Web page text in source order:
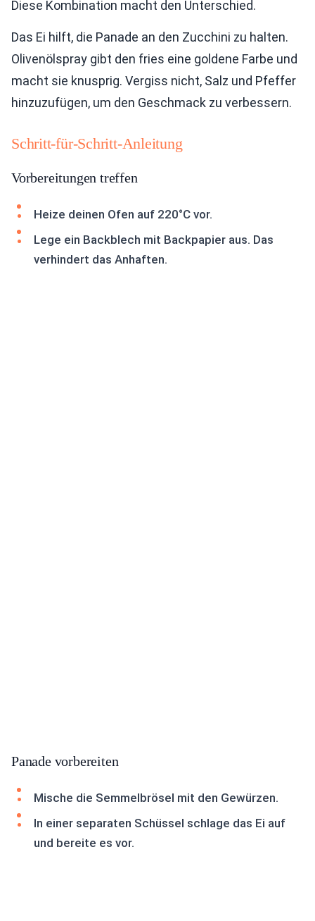
Diese Kombination macht den Unterschied.
Das Ei hilft, die Panade an den Zucchini zu halten.
Olivenölspray gibt den fries eine goldene Farbe und
macht sie knusprig. Vergiss nicht, Salz und Pfeffer
hinzuzufügen, um den Geschmack zu verbessern.
Schritt-für-Schritt-Anleitung
Vorbereitungen treffen
Heize deinen Ofen auf 220°C vor.
Lege ein Backblech mit Backpapier aus. Das
verhindert das Anhaften.
Panade vorbereiten
Mische die Semmelbrösel mit den Gewürzen.
In einer separaten Schüssel schlage das Ei auf
und bereite es vor.